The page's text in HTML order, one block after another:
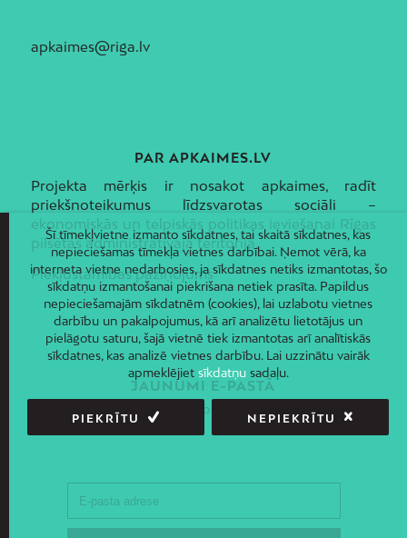
apkaimes@riga.lv
PAR APKAIMES.LV
Projekta mērķis ir nosakot apkaimes, radīt
priekšnoteikumus līdzsvarotas sociāli –
ekonomiskās un telpiskās politikas ieviešanai Rīgas
pilsētas administratīvajā teritorijā.
Piekļūstamības paziņojums
JAUNUMI E-PASTĀ
Piesakies un saņem jaunāko informāciju savā e-pastā!
Šī tīmekļvietne izmanto sīkdatnes, tai skaitā sīkdatnes, kas
nepieciešamas tīmekļa vietnes darbībai. Ņemot vērā, ka
interneta vietne nedarbosies, ja sīkdatnes netiks izmantotas, šo
sīkdatņu izmantošanai piekrišana netiek prasīta. Papildus
nepieciešamajām sīkdatnēm (cookies), lai uzlabotu vietnes
darbību un pakalpojumus, kā arī analizētu lietotājus un
pielāgotu saturu, šajā vietnē tiek izmantotas arī analītiskās
sīkdatnes, kas analizē vietnes darbību. Lai uzzinātu vairāk
apmeklējiet sīkdatņusadaļu.
PIEKRĪTU NEPIEKRĪTU